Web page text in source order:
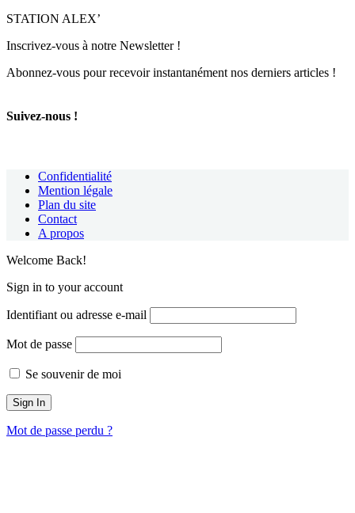
STATION ALEX’
Inscrivez-vous à notre Newsletter !
Abonnez-vous pour recevoir instantanément nos derniers articles !
Suivez-nous !
Confidentialité
Mention légale
Plan du site
Contact
A propos
Welcome Back!
Sign in to your account
Identifiant ou adresse e-mail
Mot de passe
Se souvenir de moi
Mot de passe perdu ?